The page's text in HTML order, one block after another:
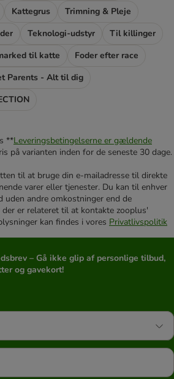
Kattegrus
Trimning & Pleje
Teknologi-udstyr
Til killinger
til katte
Foder efter race
Parents - Alt til dig
**Leveringsbetingelserne er gældende
på varianten inden for de seneste 30 dage.
til at bruge din e-mailadresse til direkte
varer eller tjenester. Du kan til enhver
uden andre omkostninger end de
er relateret til at kontakte zooplus'
kan findes i vores Privatlivspolitik
– Gå ikke glip af personlige tilbud,
og gavekort!